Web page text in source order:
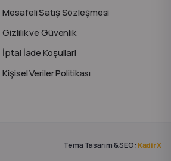
Mesafeli Satış Sözleşmesi
Gizlilik ve Güvenlik
İptal İade Koşullari
Kişisel Veriler Politikası
Tema Tasarım & SEO: KadirX